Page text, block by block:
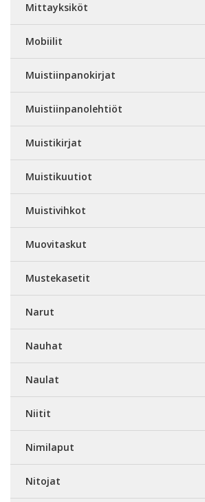
Mittayksiköt
Mobiilit
Muistiinpanokirjat
Muistiinpanolehtiöt
Muistikirjat
Muistikuutiot
Muistivihkot
Muovitaskut
Mustekasetit
Narut
Nauhat
Naulat
Niitit
Nimilaput
Nitojat